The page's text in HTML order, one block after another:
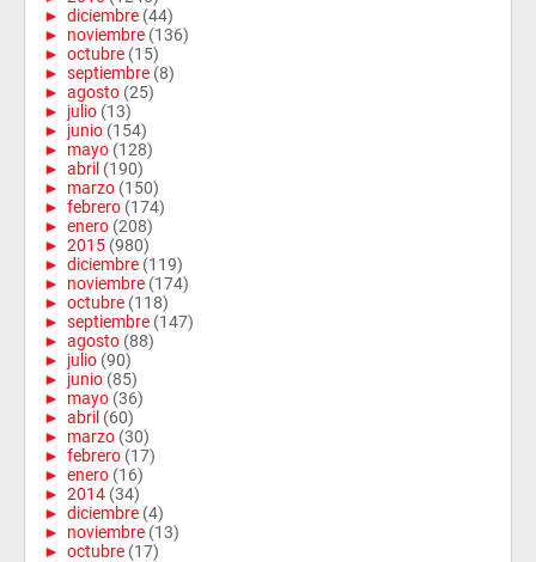
► diciembre (44)
► noviembre (136)
► octubre (15)
► septiembre (8)
► agosto (25)
► julio (13)
► junio (154)
► mayo (128)
► abril (190)
► marzo (150)
► febrero (174)
► enero (208)
► 2015 (980)
► diciembre (119)
► noviembre (174)
► octubre (118)
► septiembre (147)
► agosto (88)
► julio (90)
► junio (85)
► mayo (36)
► abril (60)
► marzo (30)
► febrero (17)
► enero (16)
► 2014 (34)
► diciembre (4)
► noviembre (13)
► octubre (17)